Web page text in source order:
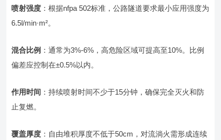
喷射强度 ：根据nfpa 502标准，公路隧道要求最小应用强度为
6.5l/min·m²。
混合比例 ：通常为3%-6%，高危险区域可提高至10%。比例
偏差应控制在±0.5%以内。
作用时间 ：持续喷射时间不少于15分钟，确保完全灭火和防
止复燃。
覆盖厚度 ：自由堆积厚度不低于50cm，对流淌火需形成连续